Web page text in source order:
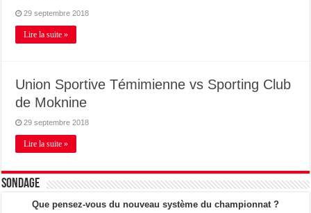
29 septembre 2018
Lire la suite »
Union Sportive Témimienne vs Sporting Club
de Moknine
29 septembre 2018
Lire la suite »
Sondage
Que pensez-vous du nouveau système du championnat ?